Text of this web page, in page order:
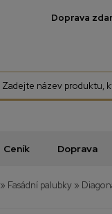
Doprava
Ceník Doprava
» Fasádní palubky »